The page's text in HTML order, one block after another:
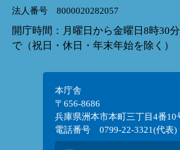
法人番号 8000020282057
開庁時間：月曜日から金曜日8時30
で（祝日・休日・年末年始を除く）
本庁舎
〒656-8686
兵庫県洲本市本町三丁目4番10
電話番号 0799-22-3321(代表)